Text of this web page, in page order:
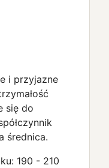
i przyjazne
się do
średnica.
190 - 210